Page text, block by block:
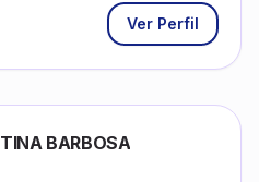
Ver Perfil
BARBOSA